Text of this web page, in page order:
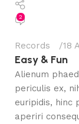
2
Records 18
Easy & Fun
Alienum
periculis ex,
euripidis, hinc
aperiri